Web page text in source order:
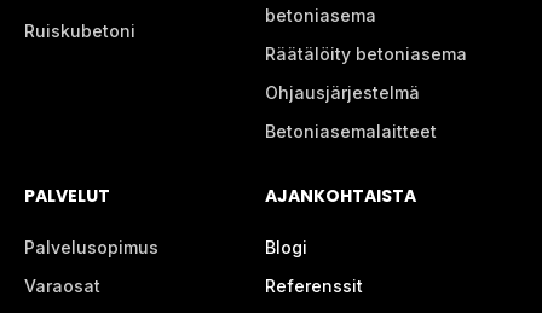
Ruiskubetoni
betoniasema
Räätälöity betoniasema
Ohjausjärjestelmä
Betoniasemalaitteet
PALVELUT
Palvelusopimus
Varaosat
AJANKOHTAISTA
Blogi
Referenssit